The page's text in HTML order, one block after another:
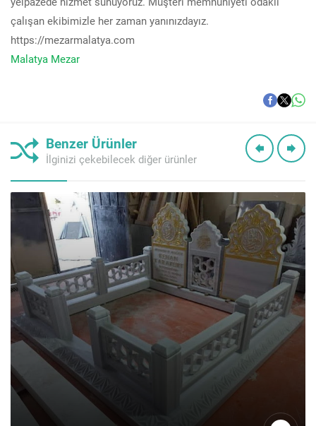
çalışan ekibimizle her zaman yanınızdayız.
https://mezarmalatya.com
Malatya Mezar
Benzer Ürünler
İlginizi çekebilecek diğer ürünler